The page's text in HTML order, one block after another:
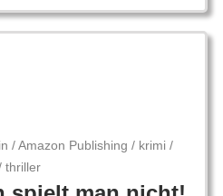
/Amazon Publishing / krimi /
thriller